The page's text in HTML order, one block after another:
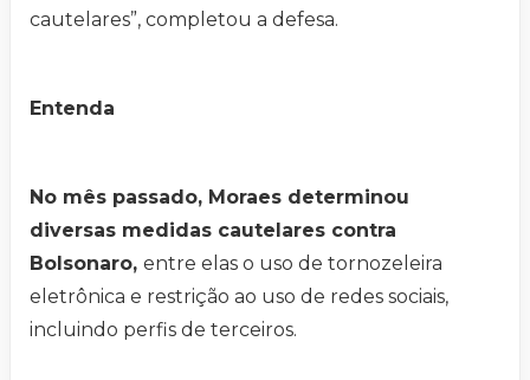
cautelares”, completou a defesa.
Entenda
No mês passado, Moraes determinou
diversas medidas cautelares contra
Bolsonaro, entre elas o uso de tornozeleira
eletrônica e restrição ao uso de redes sociais,
incluindo perfis de terceiros.